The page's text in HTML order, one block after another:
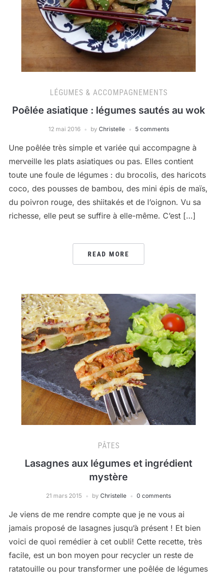
LÉGUMES & ACCOMPAGNEMENTS
Poêlée asiatique : légumes sautés au wok
12 mai 2016 by Christelle 5 comments
Une poêlée très simple et variée qui accompagne à
merveille les plats asiatiques ou pas. Elles contient
toute une foule de légumes : du brocolis, des haricots
coco, des pousses de bambou, des mini épis de maïs,
du poivron rouge, des shiitakés et de l’oignon. Vu sa
richesse, elle peut se suffire à elle-même. C’est […]
READ MORE
PÂTES
Lasagnes aux légumes et ingrédient
mystère
21 mars 2015 by Christelle 0 comments
Je viens de me rendre compte que je ne vous ai
jamais proposé de lasagnes jusqu’à présent ! Et bien
voici de quoi remédier à cet oubli! Cette recette, très
facile, est un bon moyen pour recycler un reste de
ratatouille ou pour transformer une poêlée de légumes